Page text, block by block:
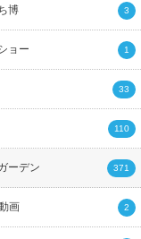
博 3
ョー 1
33
110
ーデン 371
画 2